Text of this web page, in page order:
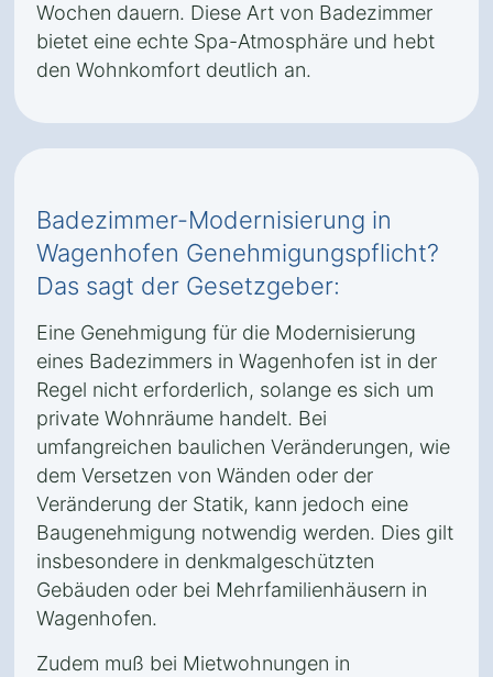
Wochen dauern. Diese Art von Badezimmer
bietet eine echte Spa-Atmosphäre und hebt
den Wohnkomfort deutlich an.
Badezimmer-Modernisierung in
Wagenhofen Genehmigungspflicht?
Das sagt der Gesetzgeber:
Eine Genehmigung für die Modernisierung
eines Badezimmers in Wagenhofen ist in der
Regel nicht erforderlich, solange es sich um
private Wohnräume handelt. Bei
umfangreichen baulichen Veränderungen, wie
dem Versetzen von Wänden oder der
Veränderung der Statik, kann jedoch eine
Baugenehmigung notwendig werden. Dies gilt
insbesondere in denkmalgeschützten
Gebäuden oder bei Mehrfamilienhäusern in
Wagenhofen.
Zudem muß bei Mietwohnungen in